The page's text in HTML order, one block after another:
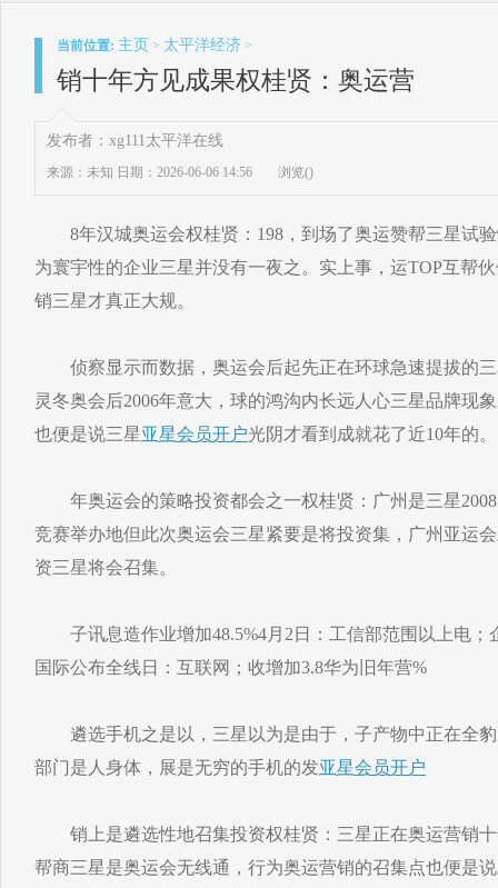
当前位置: 主页 > 太平洋经济 >
销十年方见成果权桂贤：奥运营
发布者：xg111太平洋在线
来源：未知 日期：2026-06-06 14:56 浏览()
8年汉城奥运会权桂贤：198，到场了奥运赞帮三星试验
为寰宇性的企业三星并没有一夜之。实上事，运TOP互帮
销三星才真正大规。
侦察显示而数据，奥运会后起先正在环球急速提拔的三
灵冬奥会后2006年意大，球的鸿沟内长远人心三星品牌现
也便是说三星亚星会员开户光阴才看到成就花了近10年的。
年奥运会的策略投资都会之一权桂贤：广州是三星2008
竞赛举办地但此次奥运会三星紧要是将投资集，广州亚运
资三星将会召集。
子讯息造作业增加48.5%4月2日：工信部范围以上电；
国际公布全线日：互联网；收增加3.8华为旧年营%
遴选手机之是以，三星以为是由于，子产物中正在全豹
部门是人身体，展是无穷的手机的发亚星会员开户
销上是遴选性地召集投资权桂贤：三星正在奥运营销十
帮商三星是奥运会无线通，行为奥运营销的召集点也便是